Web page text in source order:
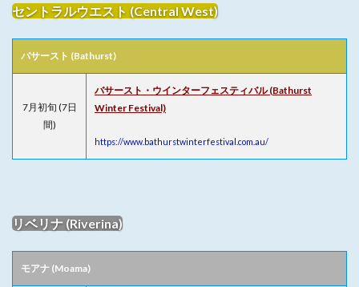
セントラルウエスト (Central West)
バサースト (Bathurst)
7月初旬 (7日
間)
バサースト・ウインターフェスティバル (Bathurst
Winter Festival)
https://www.bathurstwinterfestival.com.au/
リベリナ (Riverina)
モアナ (Moama)